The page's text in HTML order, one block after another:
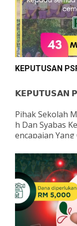
KEPUTUSAN
𝗞𝗘𝗣𝗨𝗧𝗨𝗦𝗔𝗡
Pihak Sekolah
H Dan Syabas
Encapaian Yang
Kami Amat
Men Dan
Empoh
Bahawa
Jayaan.
Semoga
Angat Untuk